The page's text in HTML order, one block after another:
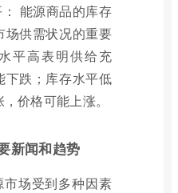
能源商品的库存
场供需状况的重要
平高表明供给充
下跌；库存水平低
价格可能上涨。
新闻和趋势
场受到多种因素